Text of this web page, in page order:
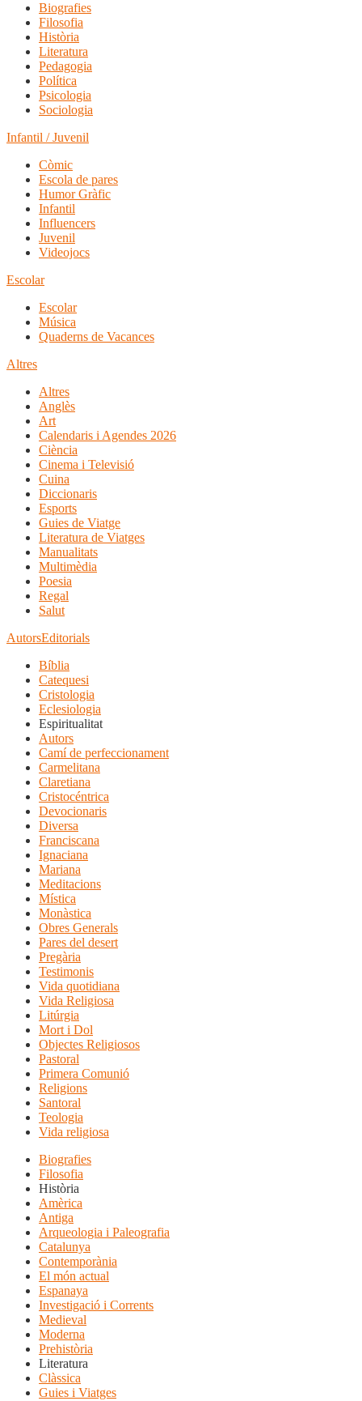
Biografies
Filosofia
Història
Literatura
Pedagogia
Política
Psicologia
Sociologia
Infantil / Juvenil
Còmic
Escola de pares
Humor Gràfic
Infantil
Influencers
Juvenil
Videojocs
Escolar
Escolar
Música
Quaderns de Vacances
Altres
Altres
Anglès
Art
Calendaris i Agendes 2026
Ciència
Cinema i Televisió
Cuina
Diccionaris
Esports
Guies de Viatge
Literatura de Viatges
Manualitats
Multimèdia
Poesia
Regal
Salut
AutorsEditorials
Bíblia
Catequesi
Cristologia
Eclesiologia
Espiritualitat
Autors
Camí de perfeccionament
Carmelitana
Claretiana
Cristocéntrica
Devocionaris
Diversa
Franciscana
Ignaciana
Mariana
Meditacions
Mística
Monàstica
Obres Generals
Pares del desert
Pregària
Testimonis
Vida quotidiana
Vida Religiosa
Litúrgia
Mort i Dol
Objectes Religiosos
Pastoral
Primera Comunió
Religions
Santoral
Teologia
Vida religiosa
Biografies
Filosofia
Història
Amèrica
Antiga
Arqueologia i Paleografia
Catalunya
Contemporània
El món actual
Espanaya
Investigació i Corrents
Medieval
Moderna
Prehistòria
Literatura
Clàssica
Guies i Viatges